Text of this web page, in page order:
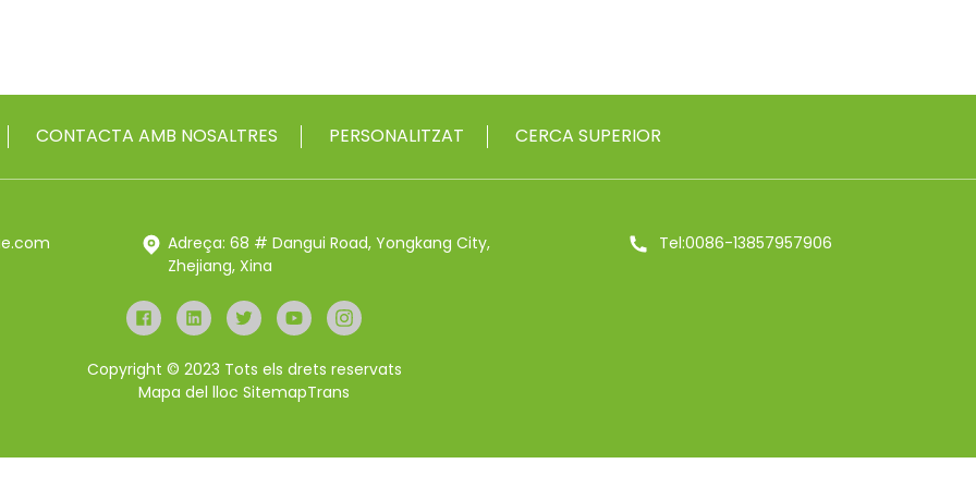
CONTACTA AMB NOSALTRES PERSONALITZAT CERCA SUPERIOR
Adreça: 68 # Dangui Road, Yongkang City,
Zhejiang, Xina
Tel:0086-13857957906
Copyright © 2023 Tots els drets reservats
Mapa del lloc SitemapTrans